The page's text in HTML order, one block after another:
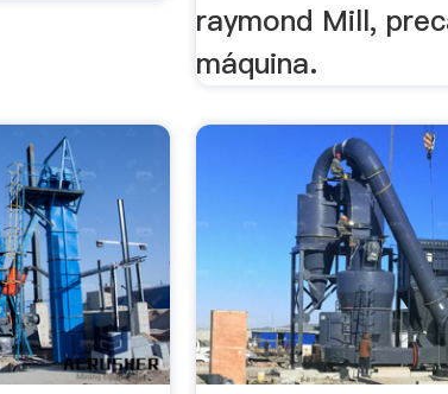
raymond Mill,
máquina.